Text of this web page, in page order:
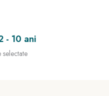
- 10 ani